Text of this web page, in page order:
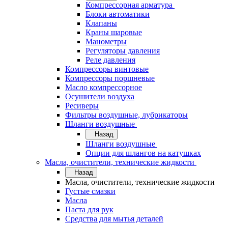
Компрессорная арматура
Блоки автоматики
Клапаны
Краны шаровые
Манометры
Регуляторы давления
Реле давления
Компрессоры винтовые
Компрессоры поршневые
Масло компрессорное
Осушители воздуха
Ресиверы
Фильтры воздушные, лубрикаторы
Шланги воздушные
Назад
Шланги воздушные
Опции для шлангов на катушках
Масла, очистители, технические жидкости
Назад
Масла, очистители, технические жидкости
Густые смазки
Масла
Паста для рук
Средства для мытья деталей